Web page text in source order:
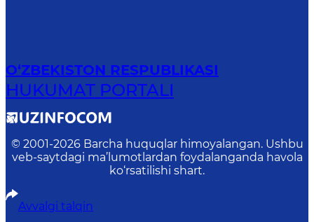
O‘ZBEKISTON RESPUBLIKASI
HUKUMAT PORTALI
© 2001-2026 Barcha huquqlar himoyalangan. Ushbu
veb-saytdagi ma’lumotlardan foydalanganda havola
ko‘rsatilishi shart.
Avvalgi talqin